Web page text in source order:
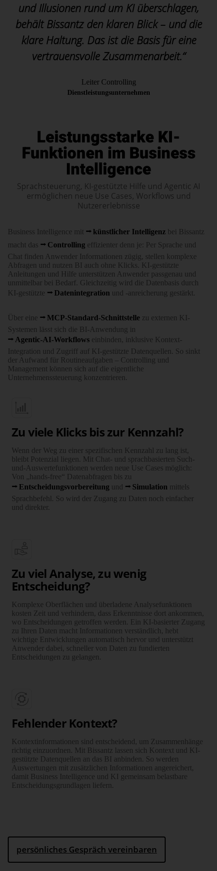
und Illusionen rund um KI überschlagen,
behält Bissantz den klaren Blick – und die
klare Haltung. Das ist die Basis für eine
vertrauensvolle Zusammenarbeit.“
Leiter Controlling
Dienstleistungsunternehmen
Leistungsstarke KI-
Funktionen im Business
Intelligence
Sprachsteuerung, KI-gestützte Hilfe und Agentic AI
ermöglichen neue Use Cases, Workflows und
Nutzererlebnisse
Business Intelligence mit künstlicher Intelligenz bei Bissantz
macht das
Controlling effizienter denn je: Per Sprache und
Chat finden Anwender Informationen zügig, stellen komplexe
Abfragen und nutzen BI auch ohne Klicks. KI-gestützte
Anleitungen und Hilfe unterstützen Anwender passgenau und
unmittelbar bei Bedarf. Gleichzeitig wird die Datenbasis durch
KI-gestützte
Datenintegration und -anreicherung gestärkt.
Über eine MCP-Standard-Schnittstelle zu externen KI-
Systemen lässt sich die BI-Anwendung in
Agentic-AI-Workflows einbinden, inklusive Kontext-
Integration und Zugriff auf KI-gestützte Datenquellen. So sinkt
der Aufwand für Routineaufgaben – Controlling und
Management können sich auf die eigentliche
Unternehmenssteuerung konzentrieren.
Zu viele Klicks bis zur Kennzahl?
Wenn der Weg zu einer spezifischen Kennzahl zu lang ist,
bleibt Potenzial liegen. Mit Chat- und sprach­­basierten Such-
und-Auswerte­funktionen werden neue Use Cases möglich:
Von „hands-free“ Daten­­­abfragen bis zu
Entschei­dungs­vor­bereitung und Simulation mittels
Sprach­­­befehl. So wird der Zugang zu Daten noch einfacher
und direkter.
Zu viel Analyse, zu wenig
Entscheidung?
Komplexe Ober­flächen und über­ladene Analyse­funktionen
kosten Zeit und verhindern, dass Erkennt­nisse dort ankommen,
wo Entschei­dungen getroffen werden. Ein KI-basierter Zugang
zu Ihren Daten macht Infor­ma­tionen ver­ständlich, hebt
wichtige Entwick­lungen auto­matisch hervor und unter­stützt
Anwender dabei, schneller von Daten zu fundierten
Entscheidungen zu gelangen.
Fehlender Kontext?
Kontextinformationen sind entscheidend, um Zusammen­hänge
richtig einzu­ordnen. Mit Bissantz lassen sich Kontext und KI-
gestützte Daten­quellen an das BI anbinden. So werden
Auswer­tungen mit zusätz­lichen Infor­ma­tionen ange­reichert,
damit Business Intelligence und KI gemeinsam belastbare
Entschei­dungs­grund­lagen liefern.
persönliches Gespräch vereinbaren